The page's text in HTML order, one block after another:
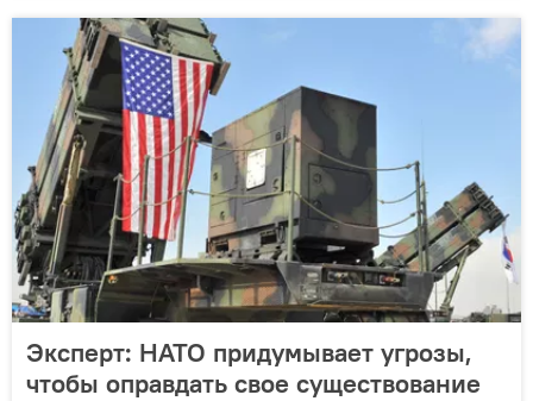
Эксперт: НАТО придумывает угрозы,
чтобы оправдать свое существование